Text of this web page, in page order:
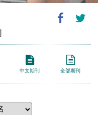
中文期刊 全部期刊